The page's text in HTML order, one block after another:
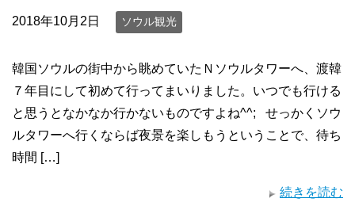
2018年10月2日 ソウル観光
韓国ソウルの街中から眺めていたＮソウルタワーへ、渡韓
７年目にして初めて行ってまいりました。いつでも行ける
と思うとなかなか行かないものですよね^^; せっかくソウ
ルタワーへ行くならば夜景を楽しもうということで、待ち
時間 […]
続きを読む